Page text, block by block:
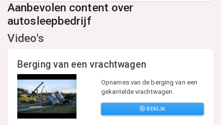
Aanbevolen content over
autosleepbedrijf
Video's
Berging van een vrachtwagen
Opnames van de berging van een
gekantelde vrachtwagen.
BEKIJK